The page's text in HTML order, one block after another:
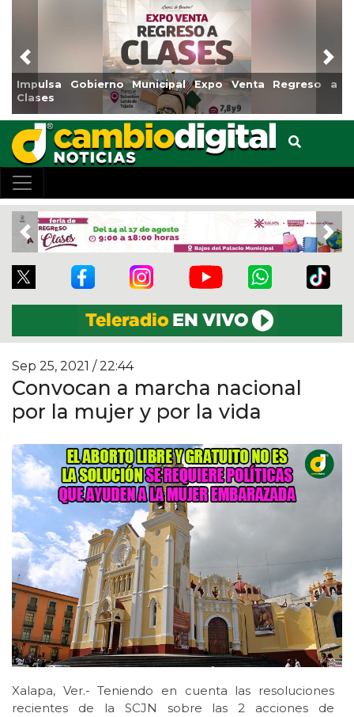
a
Reabrirá Coatzacoalcos la Alberca Semiolímpica
Previous
Previous
Sep 25, 2021 / 22:44
Convocan a marcha nacional
por la mujer y por la vida
Xalapa, Ver.- Teniendo en cuenta las resoluciones
recientes de la SCJN sobre las 2 acciones de